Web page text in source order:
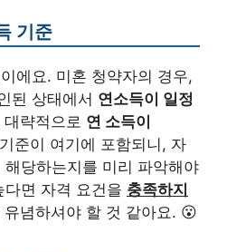
기준
에요. 미혼 청약자의 경우,
된 상태에서 연소득이 일정
략적으로 연 소득이
준이 여기에 포함되니, 자
당하는지를 미리 파악해야
면 자격 요건을 충족하지
념하셔야 할 것 같아요. 😮